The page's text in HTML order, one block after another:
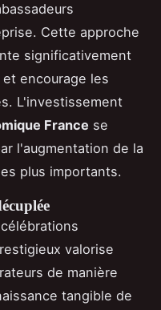
Cette approche
significativement
encourage les
L'investissement
France se
l'augmentation de la
plus importants.
valorise
de manière
tangible de